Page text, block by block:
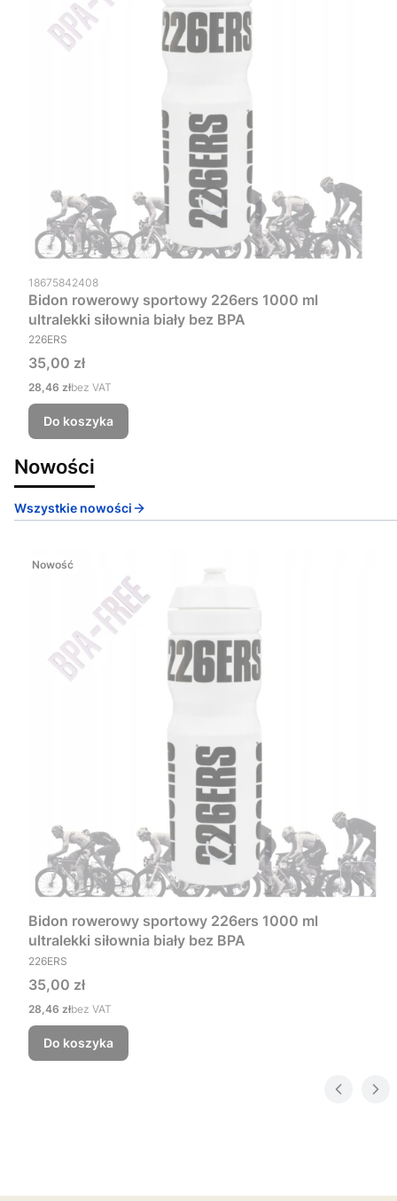
Kod produktu
18675842408
Bidon rowerowy sportowy 226ers 1000 ml
ultralekki siłownia biały bez BPA
PRODUCENT
226ERS
Cena
35,00 zł
Cena
28,46 złbez VAT
Do koszyka
Nowości
Wszystkie nowości
Nowość
Bidon rowerowy sportowy 226ers 1000 ml
ultralekki siłownia biały bez BPA
PRODUCENT
226ERS
Cena
35,00 zł
Cena
28,46 złbez VAT
Do koszyka